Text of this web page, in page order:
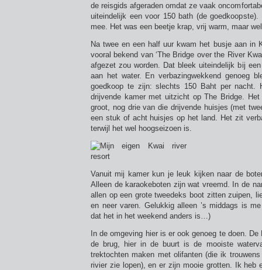
de reisgids afgeraden omdat ze vaak
uiteindelijk een voor 150 bath (de
mee. Het was een beetje krap, vrij warm, maar
Na twee en een half uur kwam het busje aan in
vooral bekend van ‘The Bridge over the River
afgezet zou worden. Dat bleek uiteindelijk bij
aan het water. En verbazingwekkend genoeg
goedkoop te zijn: slechts 150 Baht per nacht.
drijvende kamer met uitzicht op The Bridge.
groot, nog drie van die drijvende huisjes (met
een stuk of acht huisjes op het land. Het zit
terwijl het wel hoogseizoen is.
Vanuit mij kamer kun je leuk kijken naar de
Alleen de karaokeboten zijn wat vreemd. In de
allen op een grote tweedeks boot zitten zuipen,
en neer varen. Gelukkig alleen ’s middags is
dat het in het weekend anders is…)
In de omgeving hier is er ook genoeg te doen.
de brug, hier in de buurt is de mooiste
trektochten maken met olifanten (die ik
rivier zie lopen), en er zijn mooie grotten. Ik heb